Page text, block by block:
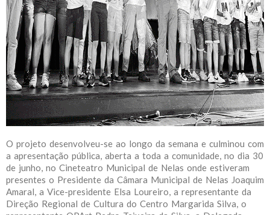
O projeto desenvolveu-se ao longo da semana e culminou com
a apresentação pública, aberta a toda a comunidade, no dia 30
de junho, no Cineteatro Municipal de Nelas onde estiveram
presentes o Presidente da Câmara Municipal de Nelas Joaquim
Amaral, a Vice-presidente Elsa Loureiro, a representante da
Direção Regional de Cultura do Centro Margarida Silva, o